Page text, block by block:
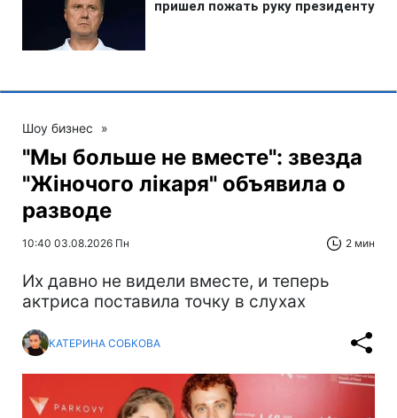
Шоу бизнес »
"Мы больше не вместе": звезда
"Жіночого лікаря" объявила о
разводе
10:40 03.08.2026 Пн 2 мин
Их давно не видели вместе, и теперь
актриса поставила точку в слухах
КАТЕРИНА СОБКОВА